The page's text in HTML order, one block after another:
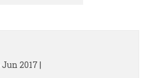
Jun 2017 |